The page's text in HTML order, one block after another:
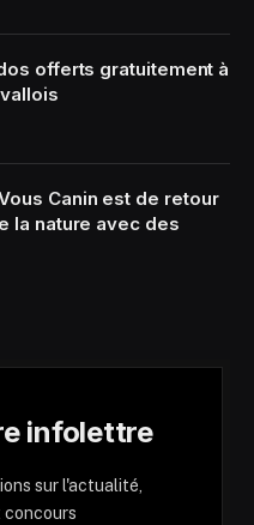
offerts gratuitement à
Canin est de retour
la nature avec des
infolettre
sur l'actualité,
concours